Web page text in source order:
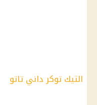
التيك توكر داني تاتو